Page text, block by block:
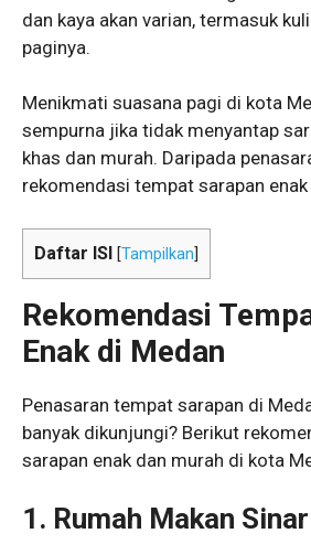
dan kaya akan varian, termasuk
paginya.
Menikmati suasana pagi di kota
sempurna jika tidak menyantap
khas dan murah. Daripada
rekomendasi tempat sarapan
Daftar ISI [Tampilkan
Rekomendasi
Enak di Medan
Penasaran tempat sarapan di
banyak dikunjungi? Berikut
sarapan enak dan murah di kota
1. Rumah Makan